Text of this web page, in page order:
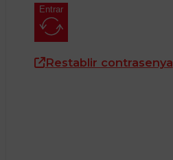
Entrar
Restablir contrasenya